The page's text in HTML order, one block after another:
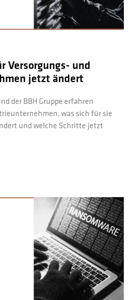
Versorgungs- und
jetzt ändert
der BBH Gruppe erfahren
was sich für sie
und welche Schritte jetzt